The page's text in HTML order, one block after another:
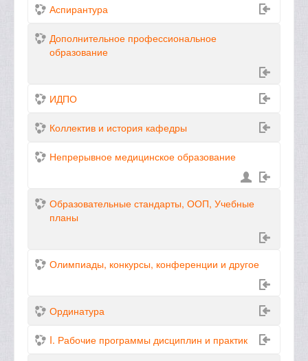
Аспирантура
Дополнительное профессиональное
образование
ИДПО
Коллектив и история кафедры
Непрерывное медицинское образование
Образовательные стандарты, ООП, Учебные
планы
Олимпиады, конкурсы, конференции и другое
Ординатура
I. Рабочие программы дисциплин и практик